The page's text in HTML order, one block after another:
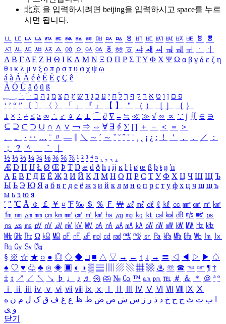
北京 을 입력하시려면 beijing을 입력하시고 space를 누르
시면 됩니다.
ㅥ ㅦ ㅧ ㅨ ㅩ ㅪ ㅫ ㅬ ㅭ ㅮ ㅯ ㅰ ㅱ ㅲ ㅳ ㅴ ㅵ ㅶ ㅷ ㅸ
ㅹ
ㅺ ㅻ ㅼ ㅽ ㅾ ㅿ ㆀ ㆁ ㆂ ㆃ ㆄ ㆅ ㆆ ㆇ ㆈ ㆉ ㆊ ㆋ ㆌ ㆍ
ㆎ
Α Β ΓΔ Ε Ζ Η Θ Ι ΚΛ Μ Ν Ξ Ο Π Ρ Σ ΤΥ Φ Χ Ψ Ω α β γ δ ε ζ η
θ ι κ λ μ ν ξ ο π ρ σ τ υ φ χ ψ ω
á à Á À é è É È ç Ç ê
Ä Ö Ü ä ö ü ß
ִֶֹ ֻּ ׁׂ פ ם ן ו ט א ר ק ף ך ל ח י ע כ ג ד ש ץ ת צ מ נ ה ב
‘ ’ “ ” 〔 〕 〈 〉 「 」 『 』 【 】 ＂ （ ） ［ ］ ｛ ｝
± × ÷ ≠ ≤ ≥ ∞ ∴ ♂ ♀ ∠ ⊥ ⌒ ∂ ∇ ≡ ≒ ≪ ≫ √ ∽ ∝ ∵ ∫ ∬ ∈ ∋
⊆ ⊇ ⊂ ⊃ ∪ ∩ ∧ ∨ ￢ ⇒ ⇔ ∀ ∃ ∮ ∑ ∏ ＋ － ＜ ＝
＞
、
。 · ‥ … ¨ 〃 ― ＼ ∼ ´ ～ ˇ ˘ ˝ ˚ ˙ ¸ ¡ ¿ ː ！ ＇ ， ． ／
：
；
？ ＾ ｀
½ ⅓ ⅔ ¼ ¾ ⅛ ⅜ ⅝ ⅞ ¹ ² ³ ⁴ ⁿ ₁ ₂ ₃ ₄
Æ Ð Ħ Ĳ Ł Ø Œ Þ Ŧ Ŋ æ đ ð ħ ı ĳ ĸ ŀ ł ø œ ß þ ŧ ŋ ŉ
А Б В Г Д Е Ё Ж З И Й К Л М Н О П Р С Т У Ф Х Ц Ч Ш Щ Ъ
Ы Ь Э Ю Я а б в г д е ё ж з и й к л м н о п р с т у ф х ц ч ш щ ъ
ы ь э ю я
′ ″ ℃ Å ￠ ￡ ￥ ¤ ℉ ‰ ＄ ％ Ｆ ￦ ㎕ ㎖ ㎗ ℓ ㎘ ㏄ ㎣ ㎤ ㎥ ㎦
㎙ ㎚ ㎛ ㎜ ㎝ ㎞ ㎟ ㎠ ㎡ ㎢ ㏊ ㎍ ㎎ ㎏ ㏏ ㎈ ㎉ ㏈ ㎧ ㎨ ㎰
㎱ ㎲ ㎳ ㎴ ㎵ ㎶ ㎷ ㎸ ㎹ ㎀ ㎁ ㎂ ㎃ ㎄ ㎺ ㎻ ㎽ ㎾ ㎿ ㎐ ㎑
㎒ ㎓ ㎔ Ω ㏀ ㏁ ㎊ ㎋ ㎌ ㏖ ㏅ ㎭ ㎮ ㎯ ㏛ ㎩ ㎪ ㎫ ㎬ ㏝ ㏐
㏓
㏃ ㏉ ㏜ ㏆
§ ※ ☆ ★ ○ ● ◎ ◇ ◆ □ ■ △ ▽ → ← ↑ ↓ ↔ 〓 ◁ ◀ ▷ ▶ ♤
♠ ♡ ♥ ♧ ♣ ⊙ ◈ ▣ ◐ ◑ ▒ ▤ ▨ ▧ ▦ ▩ ♨ ☏ ☎ ☜ ☞ ¶ †
‡ ↕ ↗ ↙ ↖ ↘ ♭ ♩ ♪ ♬ ㉿ ㈜ № ㏇ ™ ㏂ ㏘ ℡ ＃ ＆ ＊ ＠ ª º
ⅰ
ⅱ ⅲ ⅳ ⅴ ⅵ ⅶ ⅷ ⅸ ⅹ Ⅳ Ⅴ Ⅵ Ⅶ Ⅷ Ⅸ Ⅹ
ب ت ث ج ح خ د ذ ر ز س ش ص ض ط ظ ع غ ف ق ک ل م ن ه
و ی
닫기